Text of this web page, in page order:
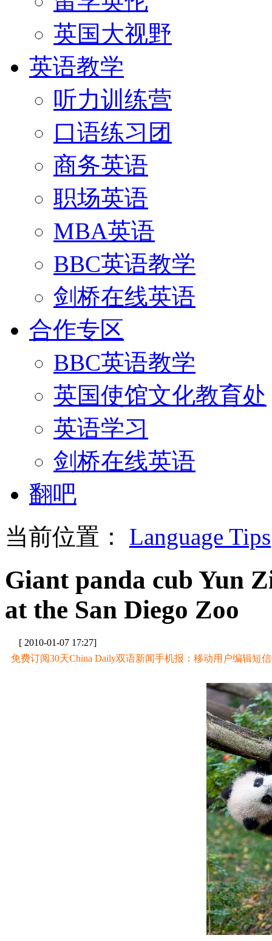
英国大视野
英语教学
听力训练营
口语练习团
商务英语
职场英语
MBA英语
BBC英语教学
剑桥在线英语
合作专区
BBC英语教学
英国使馆文化教育处
英语学习
剑桥在线英语
翻吧
当前位置： Language Tips
Giant panda cub Yun
at the San Diego Zoo
[ 2010-01-07 17:27]
免费订阅30天China Daily双语新闻手机报：移动用户编辑短信